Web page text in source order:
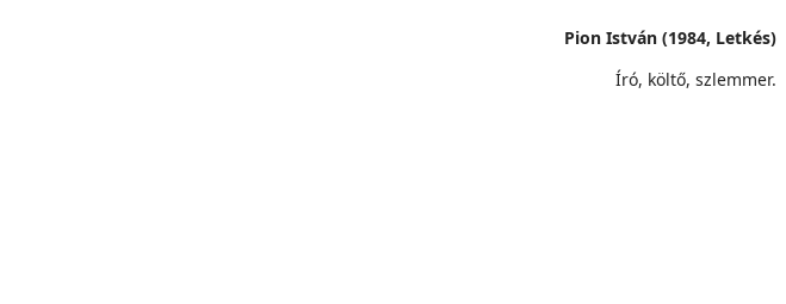
Pion István (1984, Letkés)
Író, költő, szlemmer.